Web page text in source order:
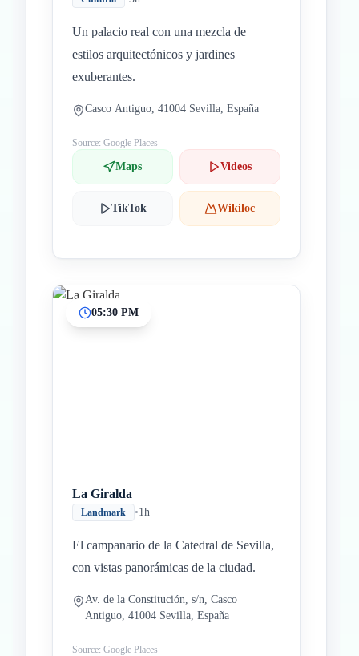
Un palacio real con una mezcla de
estilos arquitectónicos y jardines
exuberantes.
Casco Antiguo, 41004 Sevilla, España
Source: Google Places
Maps Videos
TikTok Wikiloc
05:30 PM
La Giralda
Landmark •1h
El campanario de la Catedral de Sevilla,
con vistas panorámicas de la ciudad.
Av. de la Constitución, s/n, Casco
Antiguo, 41004 Sevilla, España
Source: Google Places